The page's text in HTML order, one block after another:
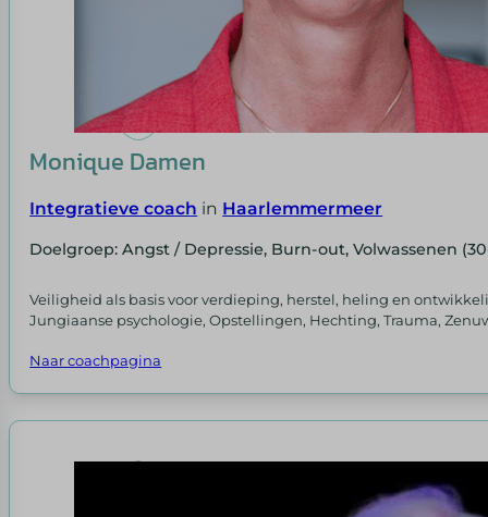
Monique Damen
Integratieve coach in Haarlemmermeer
Doelgroep: Angst / Depressie, Burn-out, Volwassenen
Veiligheid als basis voor verdieping, herstel, heling en
Jungiaanse psychologie, Opstellingen, Hechting, Trauma,
Naar coachpagina